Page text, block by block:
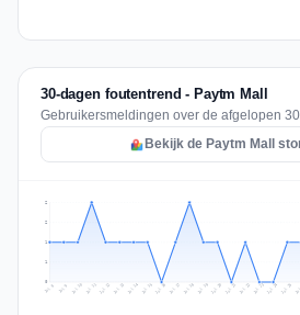
30-dagen foutentrend - Paytm Mall
Gebruikersmeldingen over de afgelopen
Bekijk de Paytm Mall
1
1
2
2
Jul 8 Jul 9 Jul 10 Jul 11 Jul 12 Jul 13 Jul 14 Jul 15 Jul 16 Jul 17 Jul 18 Jul 19 Jul 20 Jul 21 Jul 22 Jul 23 Jul 24 Jul 25